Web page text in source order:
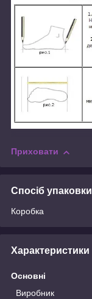
Приховати
Спосіб упаковки
Коробка
Характеристики
Основні
Виробник